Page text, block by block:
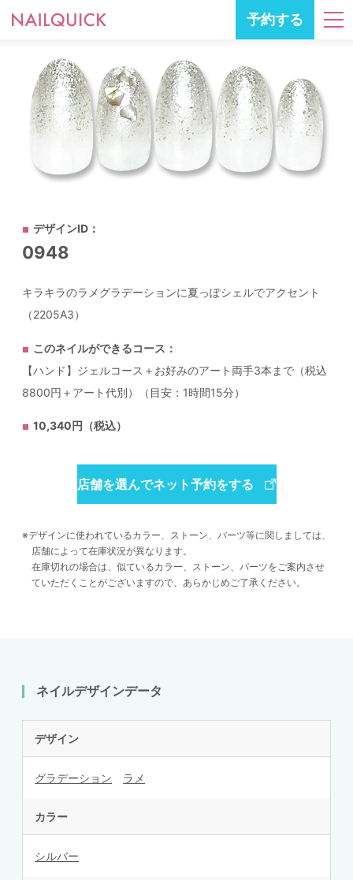
予約する
デザインID：
0948
キラキラのラメグラデーションに夏っぽシェルでアクセント
（2205A3）
このネイルができるコース：
【ハンド】ジェルコース＋お好みのアート両手3本まで（税込
8800円＋アート代別）（目安：1時間15分）
10,340円（税込）
店舗を選んでネット予約をする
デザインに使われているカラー、ストーン、パーツ等に関しましては、
店舗によって在庫状況が異なります。
在庫切れの場合は、似ているカラー、ストーン、パーツをご案内させ
ていただくことがございますので、あらかじめご了承ください。
ネイルデザインデータ
デザイン
グラデーション ラメ
カラー
シルバー